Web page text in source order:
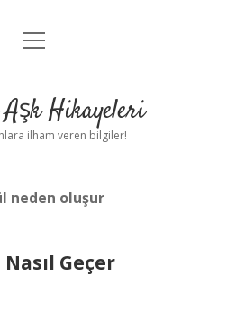
Anasayfa
Uyarı
menüyü
Hikayeleri
ilham veren bilgiler!
neden oluşur
Geçer